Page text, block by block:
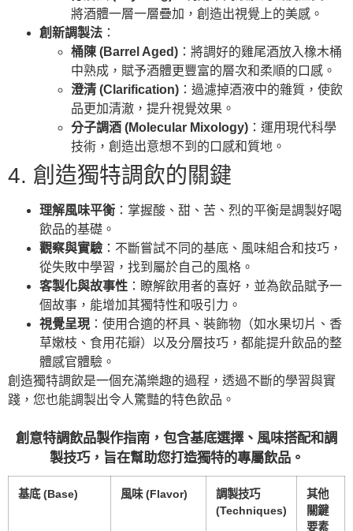
將酒體一層一層疊加，創造出視覺上的美感。
創新調製法 ：
桶陳 (Barrel Aged) ：將調好的雞尾酒放入橡木桶
中熟成，賦予酒體更豐富的層次和柔順的口感。
澄清 (Clarification) ：過濾掉酒液中的雜質，使飲
品更加清澈，提升視覺效果。
分子調酒 (Molecular Mixology) ：運用現代科學
技術，創造出意想不到的口感和質地。
4. 創造獨特調飲的關鍵
理解風味平衡 ：掌握酸、甜、苦、烈的平衡是調製好喝
飲品的基礎。
觀察與實驗 ：不斷嘗試不同的基底、風味組合和技巧，
從失敗中學習，找到屬於自己的風格。
客製化與故事性 ：瞭解飲用者的喜好，並為飲品賦予一
個故事，能增加其獨特性和吸引力。
視覺呈現 ：使用合適的杯具、裝飾物（如水果切片、香
草嫩枝、食用花瓣）以及分層技巧，都能提升飲品的整
體感官體驗。
創造獨特調飲是一個充滿樂趣的過程，透過不斷的學習與實
踐，您也能調製出令人驚豔的特色飲品。
創意特調飲品製作指南，包含基底選擇、風味搭配和調
製技巧，旨在幫助您打造獨特的專屬飲品。
基底 (Base) 風味 (Flavor)
調製技巧
(Techniques)
其他
關鍵
要素